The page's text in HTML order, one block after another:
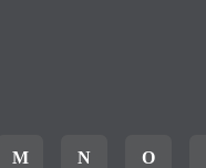
M N O